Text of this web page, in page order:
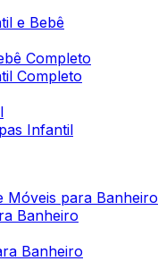
e Bebê
Completo
Completo
Infantil
Móveis para Banheiro
Banheiro
Banheiro